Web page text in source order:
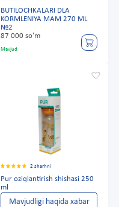
BUTILOCHKALARI DLA
KORMLENIYA MAM 270 ML
№2
87 000 so'm
Mavjud
2 sharhni
Pur oziqlantirish shishasi 250
ml
Mavjudligi haqida xabar